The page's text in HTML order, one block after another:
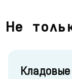
Не
Кладовые